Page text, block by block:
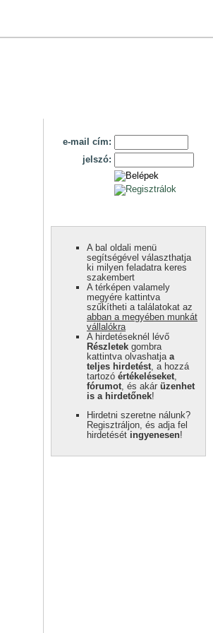
e-mail cím:
jelszó:
A bal oldali menü
segítségével választhatja
ki milyen feladatra keres
szakembert
A térképen valamely
megyére kattintva
szűkítheti a találatokat az
abban a megyében munkát
vállalókra
A hirdetéseknél lévő
Részletek gombra
kattintva olvashatja a
teljes hirdetést , a hozzá
tartozó értékeléseket
fórumot , és akár üzenhet
is a hirdetőnek!
Hirdetni szeretne nálunk?
Regisztráljon, és adja fel
hirdetését ingyenesen!